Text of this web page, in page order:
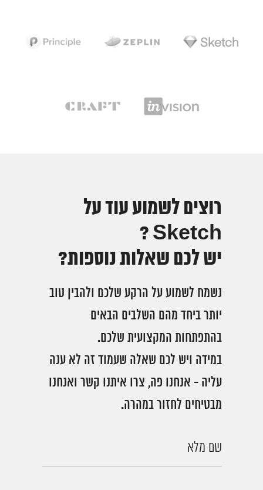
רוצים לשמוע עוד על
Sketch ?
יש לכם שאלות נוספות?
נשמח לשמוע על הרקע שלכם ולהבין טוב
יותר ביחד מהם השלבים הבאים
בהתפתחות המקצועית שלכם.
במידה ויש לכם שאלה שעמוד זה לא ענה
עליה - אנחנו פה, צרו איתנו קשר ואנחנו
מבטיחים לחזור במהרה.
שם מלא